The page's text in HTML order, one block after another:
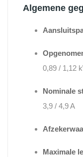
Algemene
0,89 / 1,12
Nominale
3,9 / 4,9 A
Maximale